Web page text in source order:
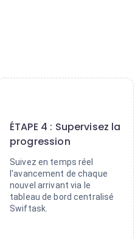
ÉTAPE 4 : Supervisez la
progression
Suivez en temps réel
l'avancement de chaque
nouvel arrivant via le
tableau de bord centralisé
Swiftask.